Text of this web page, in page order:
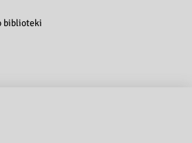
biblioteki